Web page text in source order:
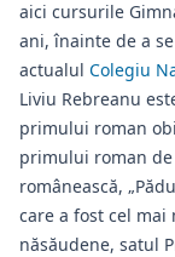
aici cursurile
ani, înainte de a
actualul Colegiu
Liviu Rebreanu
primului roman
primului roman
românească,
care a fost cel
năsăudene, satul